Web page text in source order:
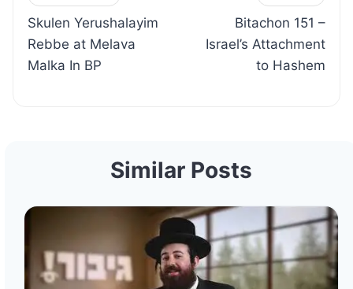
navigation
Skulen Yerushalayim
Rebbe at Melava
Malka In BP
Bitachon 151 –
Israel’s Attachment
to Hashem
Similar Posts